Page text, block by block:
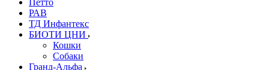
Петто
РАВ
ТД Инфантекс
БИОТИ ЦНИ
Кошки
Собаки
Гранд-Альфа